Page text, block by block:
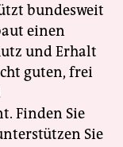
bundesweit
einen
und Erhalt
guten, frei
Finden Sie
Sie